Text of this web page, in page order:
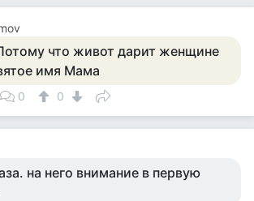
что живот дарит женщине
имя Мама
0 0
на него внимание в первую